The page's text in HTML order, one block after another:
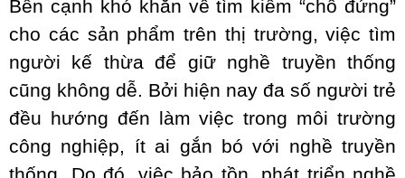
Bên cạnh khó khăn về tìm kiếm “chỗ đứng”
cho các sản phẩm trên thị trường, việc tìm
người kế thừa để giữ nghề truyền thống
cũng không dễ. Bởi hiện nay đa số người trẻ
đều hướng đến làm việc trong môi trường
công nghiệp, ít ai gắn bó với nghề truyền